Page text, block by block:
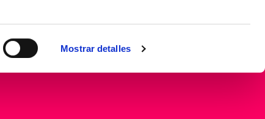
Mostrar detalles